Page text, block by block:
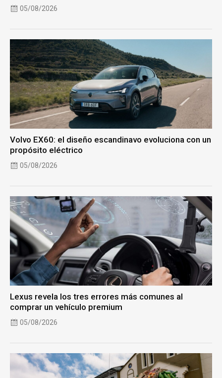
05/08/2026
Volvo EX60: el diseño escandinavo evoluciona con un
propósito eléctrico
05/08/2026
Lexus revela los tres errores más comunes al
comprar un vehículo premium
05/08/2026